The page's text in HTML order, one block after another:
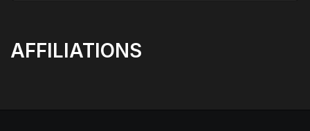
AFFILIATIONS